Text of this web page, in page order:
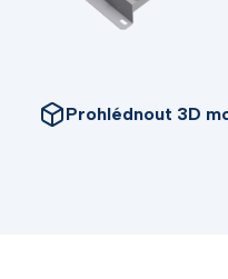
Prohlédnout 3D